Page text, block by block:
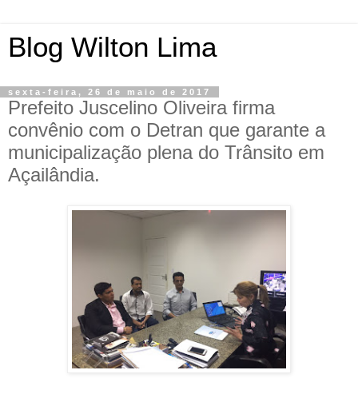
Blog Wilton Lima
sexta-feira, 26 de maio de 2017
Prefeito Juscelino Oliveira firma
convênio com o Detran que garante a
municipalização plena do Trânsito em
Açailândia.